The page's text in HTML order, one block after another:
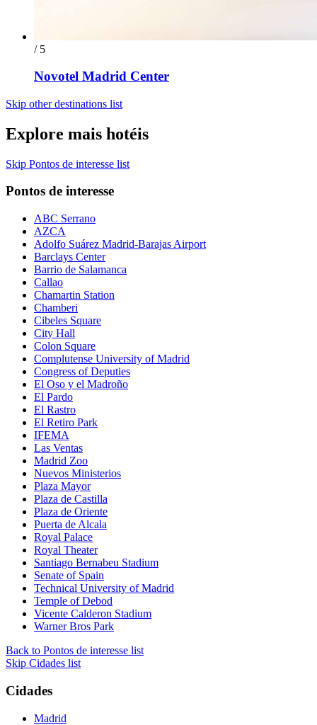
/ 5
Novotel Madrid Center
Skip other destinations list
Explore mais hotéis
Skip Pontos de interesse list
Pontos de interesse
ABC Serrano
AZCA
Adolfo Suárez Madrid-Barajas Airport
Barclays Center
Barrio de Salamanca
Callao
Chamartin Station
Chamberi
Cibeles Square
City Hall
Colon Square
Complutense University of Madrid
Congress of Deputies
El Oso y el Madroño
El Pardo
El Rastro
El Retiro Park
IFEMA
Las Ventas
Madrid Zoo
Nuevos Ministerios
Plaza Mayor
Plaza de Castilla
Plaza de Oriente
Puerta de Alcala
Royal Palace
Royal Theater
Santiago Bernabeu Stadium
Senate of Spain
Technical University of Madrid
Temple of Debod
Vicente Calderon Stadium
Warner Bros Park
Back to Pontos de interesse list
Skip Cidades list
Cidades
Madrid